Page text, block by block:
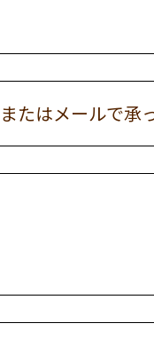
はメールで承っ